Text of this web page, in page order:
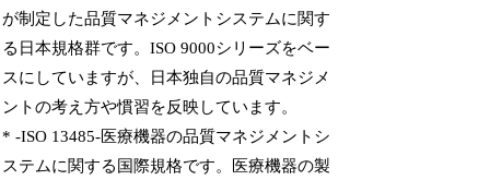
が制定した品質マネジメントシステムに関す
る日本規格群です。ISO 9000シリーズをベー
スにしていますが、日本独自の品質マネジメ
ントの考え方や慣習を反映しています。
* -ISO 13485-医療機器の品質マネジメントシ
ステムに関する国際規格です。医療機器の製